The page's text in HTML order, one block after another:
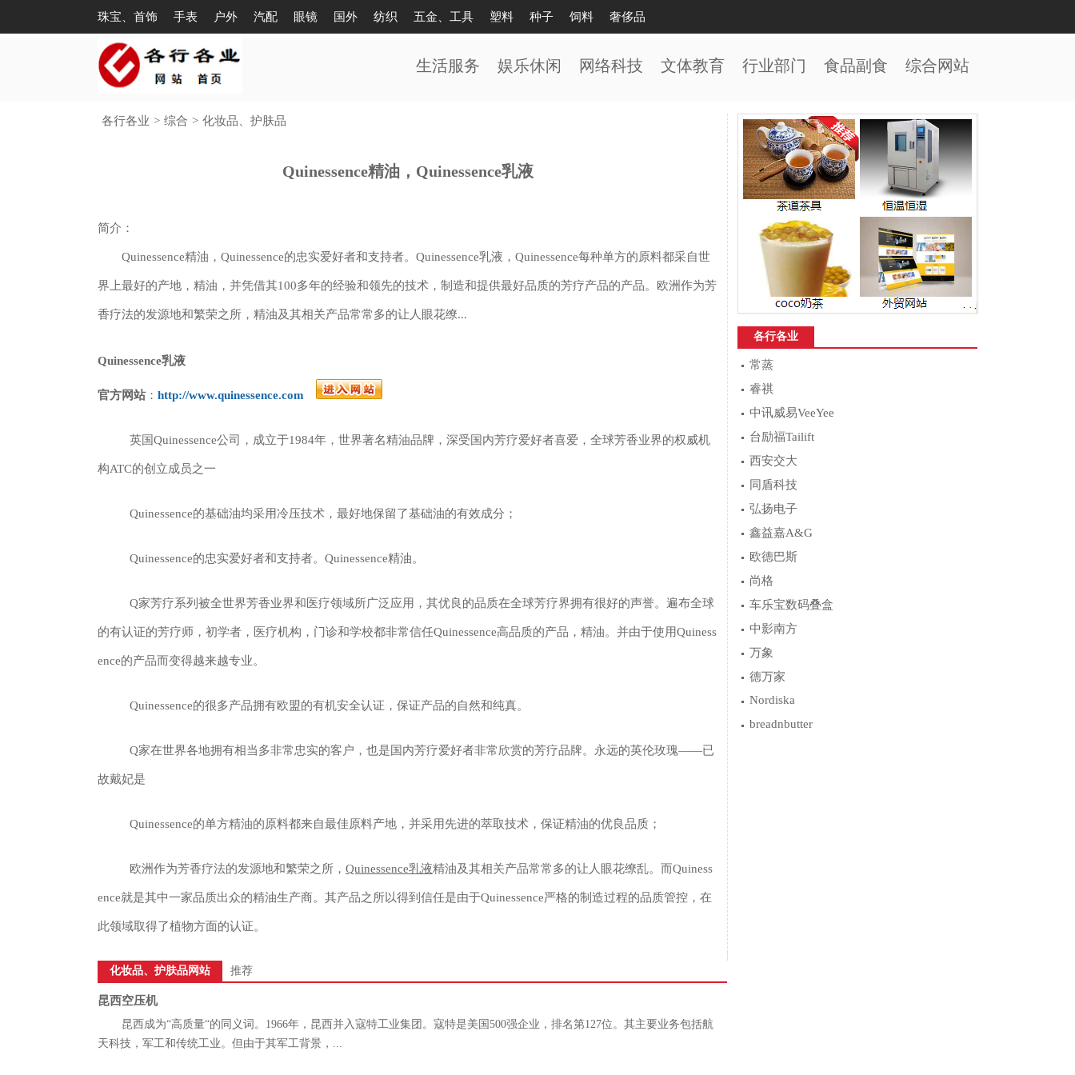
珠宝、首饰 手表 户外 汽配 眼镜 国外 纺织 五金、工具 塑料 种子 饲料 奢侈品
生活服务 娱乐休闲 网络科技 文体教育 行业部门 食品副食 综合网站
各行各业 > 综合 > 化妆品、护肤品
Quinessence精油，Quinessence乳液
简介：
Quinessence精油，Quinessence的忠实爱好者和支持者。Quinessence乳液，Quinessence每种单方的原料都采自世
界上最好的产地，精油，并凭借其100多年的经验和领先的技术，制造和提供最好品质的芳疗产品的产品。欧洲作为芳
香疗法的发源地和繁荣之所，精油及其相关产品常常多的让人眼花缭...
Quinessence乳液
官方网站： http://www.quinessence.com
英国Quinessence公司，成立于1984年，世界著名精油品牌，深受国内芳疗爱好者喜爱，全球芳香业界的权威机
构ATC的创立成员之一
Quinessence的基础油均采用冷压技术，最好地保留了基础油的有效成分；
Quinessence的忠实爱好者和支持者。Quinessence精油。
Q家芳疗系列被全世界芳香业界和医疗领域所广泛应用，其优良的品质在全球芳疗界拥有很好的声誉。遍布全球
的有认证的芳疗师，初学者，医疗机构，门诊和学校都非常信任Quinessence高品质的产品，精油。并由于使用Quiness
ence的产品而变得越来越专业。
Quinessence的很多产品拥有欧盟的有机安全认证，保证产品的自然和纯真。
Q家在世界各地拥有相当多非常忠实的客户，也是国内芳疗爱好者非常欣赏的芳疗品牌。永远的英伦玫瑰——已
故戴妃是
Quinessence的单方精油的原料都来自最佳原料产地，并采用先进的萃取技术，保证精油的优良品质；
欧洲作为芳香疗法的发源地和繁荣之所， Quinessence乳液精油及其相关产品常常多的让人眼花缭乱。而Quiness
ence就是其中一家品质出众的精油生产商。其产品之所以得到信任是由于Quinessence严格的制造过程的品质管控，在
此领域取得了植物方面的认证。
化妆品、护肤品网站 推荐
昆西空压机
昆西成为“高质量“的同义词。1966年，昆西并入寇特工业集团。寇特是美国500强企业，排名第127位。其主要业务包括航
天科技，军工和传统工业。但由于其军工背景，...
各行各业
常蒸
睿祺
中讯威易VeeYee
台励福Tailift
西安交大
同盾科技
弘扬电子
鑫益嘉A&G
欧德巴斯
尚格
车乐宝数码叠盒
中影南方
万象
德万家
Nordiska
breadnbutter